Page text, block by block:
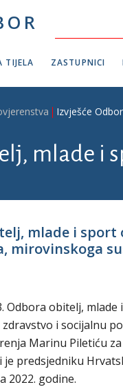
TIJELA ZASTUPNICI
Izvješće
mlade i
mlade i
mirovinskoga
Odbora obitelj,
i socijalnu
Marinu Piletiću
predsjedniku
2022. godine.